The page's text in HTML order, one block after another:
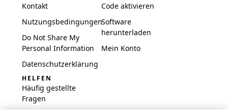
Kontakt
Nutzungsbedingungen
Do Not Share My
Personal Information
Datenschutzerklärung
Code aktivieren
Software
herunterladen
Mein Konto
HELFEN
Häufig gestellte
Fragen